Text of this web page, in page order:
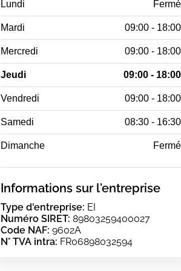
Lundi Fermé
Mardi 09:00 - 18:00
Mercredi 09:00 - 18:00
Jeudi 09:00 - 18:00
Vendredi 09:00 - 18:00
Samedi 08:30 - 16:30
Dimanche Fermé
Informations sur l'entreprise
Type d'entreprise: EI
Numéro SIRET: 89803259400027
Code NAF: 9602A
N° TVA intra: FR06898032594